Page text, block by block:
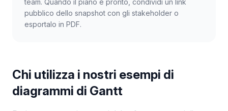
team. Quando il piano è pronto, condividi un link
pubblico dello snapshot con gli stakeholder o
esportalo in PDF.
Chi utilizza i nostri esempi di
diagrammi di Gantt